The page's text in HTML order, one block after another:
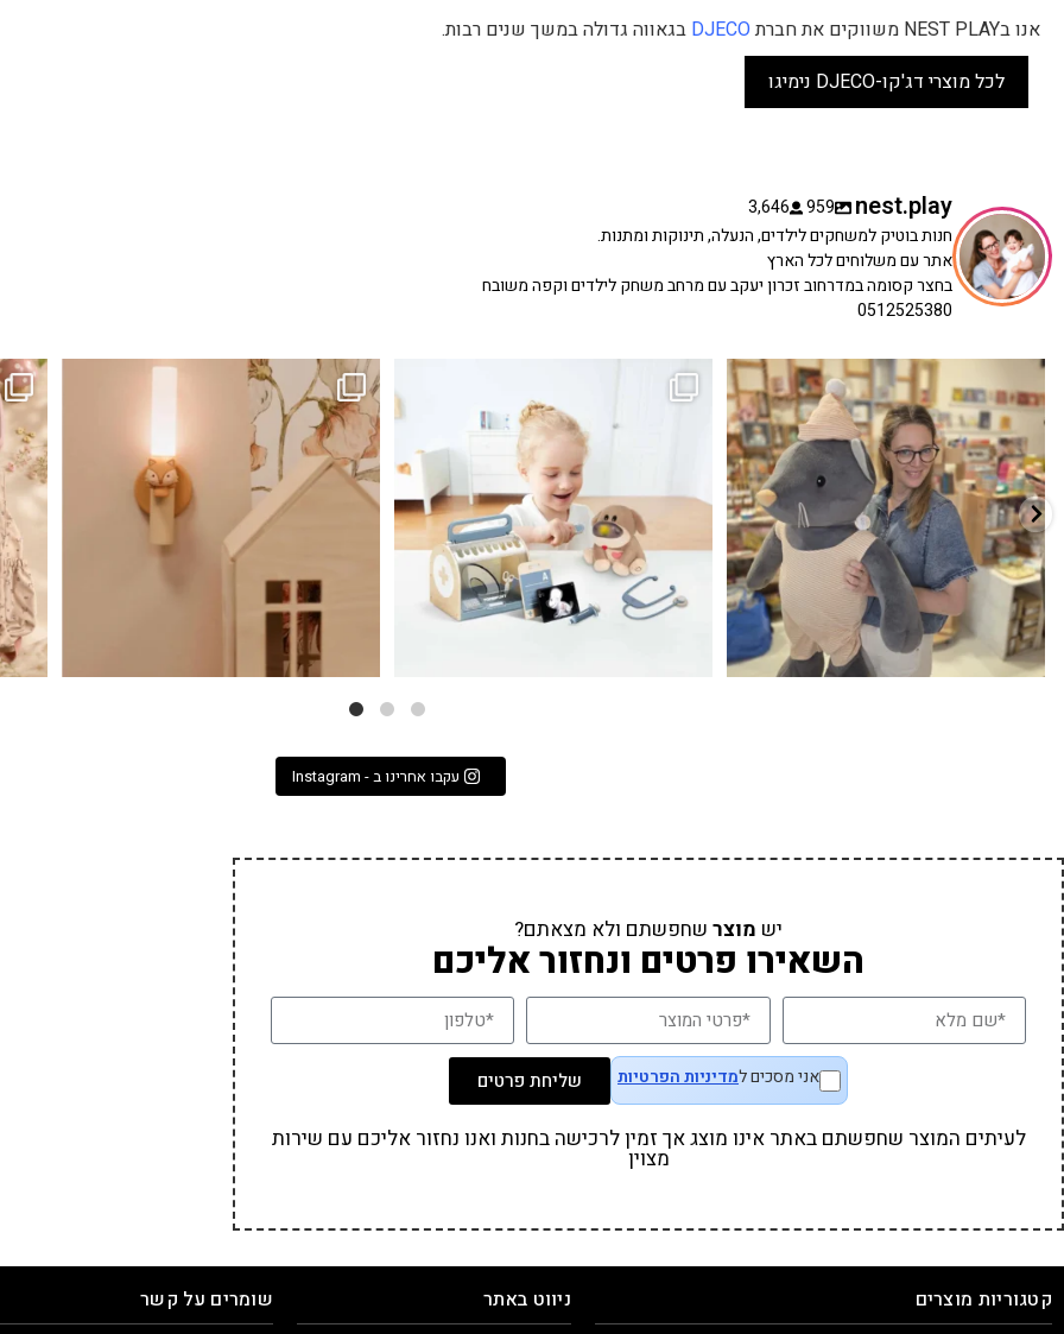
אנו בNEST PLAY משווקים את חברת
DJECO בגאווה גדולה במשך שנים רבות.
לכל מוצרי דג'קו-DJECO נימיגו
nest.play
959
3,646
חנות בוטיק למשחקים לילדים, הנעלה, תינוקות ומתנות.
אתר עם משלוחים לכל הארץ
בחצר קסומה במדרחוב זכרון יעקב עם מרחב משחק לילדים וקפה משובח
0512525380
גם פריט עיצובי לחדר, גם מנורת לילה מרגיעה, וגם...
0
7 0
כשפתחתי את החנות חלמתי ליצור מקום שהייתי
שמחה
39 16
עקבו אחרינו ב - Instagram
יש מוצר שחפשתם ולא מצאתם?
השאירו פרטים ונחזור אליכם
אני מסכים למדיניות הפרטיות שליחת פרטים
לעיתים המוצר שחפשתם באתר אינו מוצג אך זמין לרכישה בחנות ואנו נחזור אליכם עם שירות
מצוין
קטגוריות מוצרים ניווט באתר שומרים על קשר